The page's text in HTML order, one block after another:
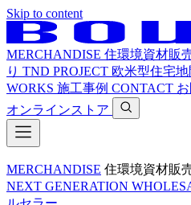
Skip to content
MERCHANDISE 住環境資材販
り TND PROJECT 欧米型住宅地
WORKS 施工事例 CONTACT
オンラインストア
MERCHANDISE 住環境資材販
NEXT GENERATION